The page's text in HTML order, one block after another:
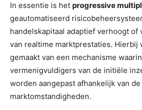
In essentie is het progressive
geautomatiseerd
handelskapitaal adaptief verhoogt of
van realtime marktprestaties. Hierbij
gemaakt van een mechanisme
vermenigvuldigers van de initiële
worden aangepast afhankelijk van
marktomstandigheden.